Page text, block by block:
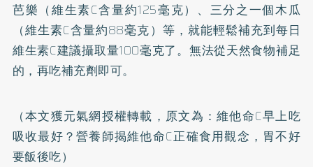
芭樂（維生素C含量約125毫克）、三分之一個木瓜
（維生素C含量約88毫克）等，就能輕鬆補充到每日
維生素C建議攝取量100毫克了。無法從天然食物補足
的，再吃補充劑即可。
（本文獲元氣網授權轉載，原文為：維他命C早上吃
吸收最好？營養師揭維他命C正確食用觀念，胃不好
要飯後吃）